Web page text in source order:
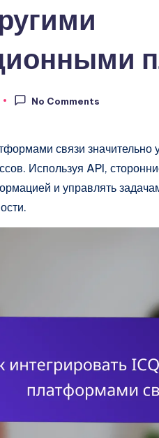
No Comments
связи
Используя API,
и управлять